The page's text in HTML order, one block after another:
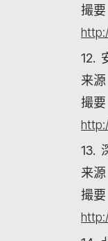
撮
12.
来
撮
13.
来
撮